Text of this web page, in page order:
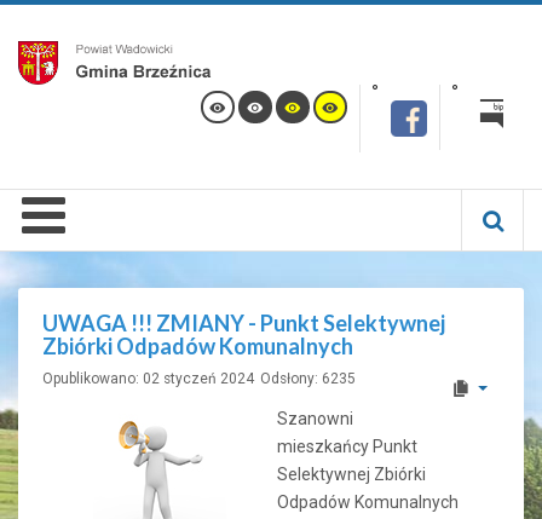
UWAGA !!! ZMIANY - Punkt Selektywnej
Zbiórki Odpadów Komunalnych
Opublikowano: 02 styczeń 2024 Odsłony: 6235
Szanowni
mieszkańcy Punkt
Selektywnej Zbiórki
Odpadów Komunalnych